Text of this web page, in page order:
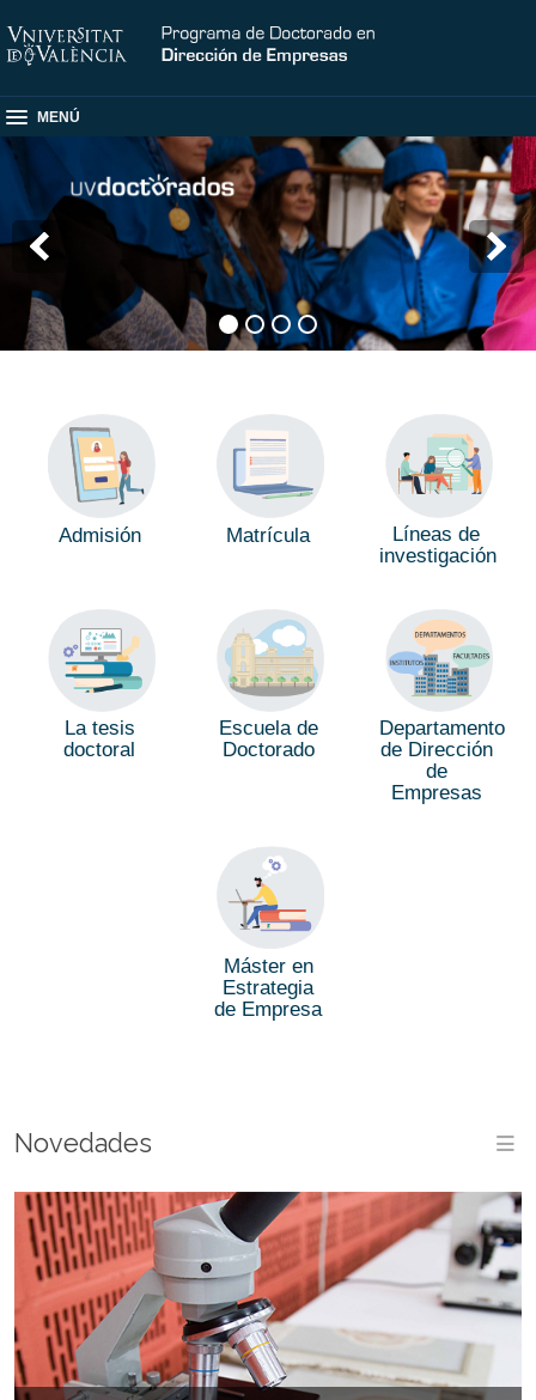
MENÚ
Admisión Matrícula
Líneas de
investigación
La tesis
doctoral
Escuela de
Doctorado
Departamento
de Dirección
de
Empresas
Máster en
Estrategia
de Empresa
Novedades